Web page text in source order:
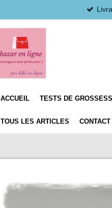
ACCUEIL TESTS DE
TOUS LES ARTICLES CONTACT